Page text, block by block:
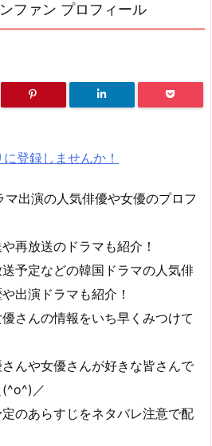
ファン プロフィール
登録しませんか！
出演の人気俳優や女優のプロフ
再放送のドラマも紹介！
予定などの韓国ドラマの人気俳
出演ドラマも紹介！
さんの情報をいち早くみつけて
んや女優さんが好きな皆さんで
／
のあらすじをネタバレ注意で配